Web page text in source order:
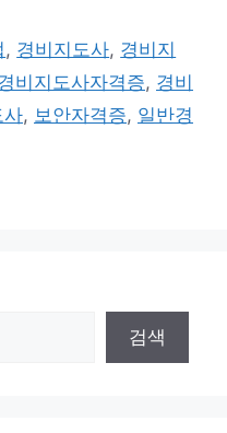
, 경비지도사, 경비지
비지도사자격증, 경비
사, 보안자격증, 일반경
검색